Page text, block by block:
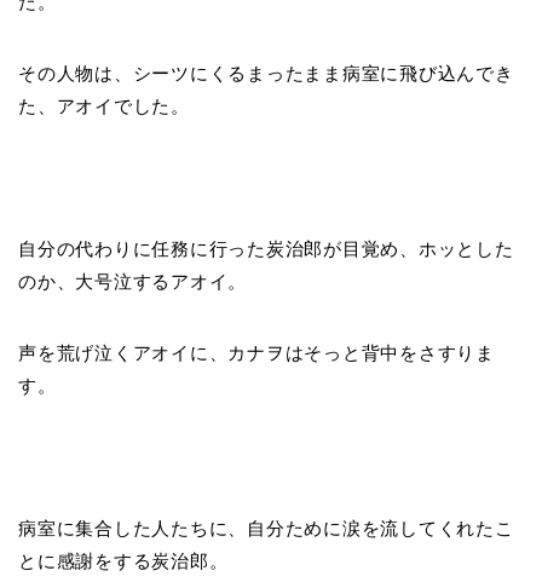
その人物は、シーツにくるまったまま病室に飛び込んでき
た、アオイでした。
自分の代わりに任務に行った炭治郎が目覚め、ホッとした
のか、大号泣するアオイ。
声を荒げ泣くアオイに、カナヲはそっと背中をさすりま
す。
病室に集合した人たちに、自分ために涙を流してくれたこ
とに感謝をする炭治郎。